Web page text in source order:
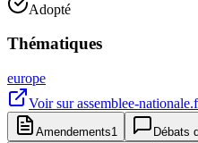
Adopté
Thématiques
europe
Voir surassemblee-
Amendements1 Débats